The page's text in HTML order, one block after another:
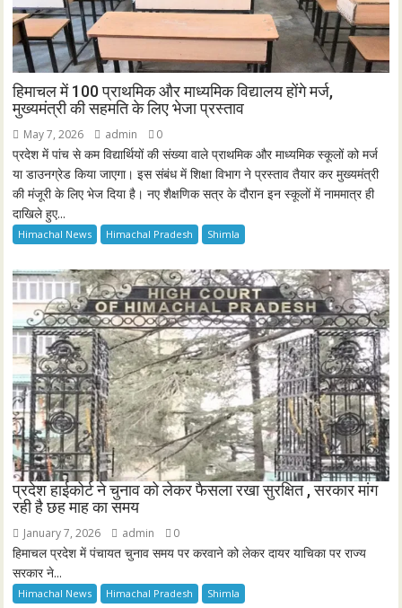
हिमाचल में 100 प्राथमिक और माध्यमिक विद्यालय होंगे मर्ज,
मुख्यमंत्री की सहमति के लिए भेजा प्रस्ताव
May 7, 2026 admin 0
प्रदेश में पांच से कम विद्यार्थियों की संख्या वाले प्राथमिक और माध्यमिक स्कूलों को मर्ज
या डाउनग्रेड किया जाएगा। इस संबंध में शिक्षा विभाग ने प्रस्ताव तैयार कर मुख्यमंत्री
की मंजूरी के लिए भेज दिया है। नए शैक्षणिक सत्र के दौरान इन स्कूलों में नाममात्र ही
दाखिले हुए...
Himachal News Himachal Pradesh Shimla
प्रदेश हाईकोर्ट ने चुनाव को लेकर फैसला रखा सुरक्षित , सरकार मांग
रही है छह माह का समय
January 7, 2026 admin 0
हिमाचल प्रदेश में पंचायत चुनाव समय पर करवाने को लेकर दायर याचिका पर राज्य
सरकार ने...
Himachal News Himachal Pradesh Shimla